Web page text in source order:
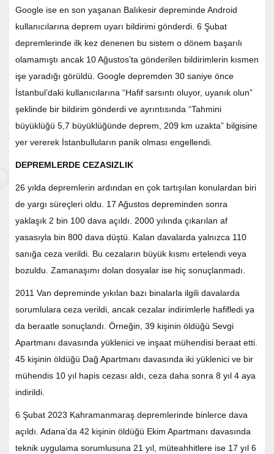
Google ise en son yaşanan Balıkesir depreminde Android
kullanıcılarına deprem uyarı bildirimi gönderdi. 6 Şubat
depremlerinde ilk kez denenen bu sistem o dönem başarılı
olamamıştı ancak 10 Ağustos’ta gönderilen bildirimlerin kısmen
işe yaradığı görüldü. Google depremden 30 saniye önce
İstanbul’daki kullanıcılarına “Hafif sarsıntı oluyor, uyanık olun”
şeklinde bir bildirim gönderdi ve ayrıntısında “Tahmini
büyüklüğü 5,7 büyüklüğünde deprem, 209 km uzakta” bilgisine
yer vererek İstanbulluların panik olması engellendi.
DEPREMLERDE CEZASIZLIK
26 yılda depremlerin ardından en çok tartışılan konulardan biri
de yargı süreçleri oldu. 17 Ağustos depreminden sonra
yaklaşık 2 bin 100 dava açıldı. 2000 yılında çıkarılan af
yasasıyla bin 800 dava düştü. Kalan davalarda yalnızca 110
sanığa ceza verildi. Bu cezaların büyük kısmı ertelendi veya
bozuldu. Zamanaşımı dolan dosyalar ise hiç sonuçlanmadı.
2011 Van depreminde yıkılan bazı binalarla ilgili davalarda
sorumlulara ceza verildi, ancak cezalar indirimlerle hafifledi ya
da beraatle sonuçlandı. Örneğin, 39 kişinin öldüğü Sevgi
Apartmanı davasında yüklenici ve inşaat mühendisi beraat etti.
45 kişinin öldüğü Dağ Apartmanı davasında iki yüklenici ve bir
mühendis 10 yıl hapis cezası aldı, ceza daha sonra 8 yıl 4 aya
indirildi.
6 Şubat 2023 Kahramanmaraş depremlerinde binlerce dava
açıldı. Adana’da 42 kişinin öldüğü Ekim Apartmanı davasında
teknik uygulama sorumlusuna 21 yıl, müteahhitlere ise 17 yıl 6